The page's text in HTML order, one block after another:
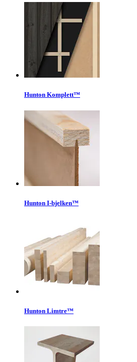
Hunton Komplett™
Hunton I-bjelken™
Hunton Limtre™